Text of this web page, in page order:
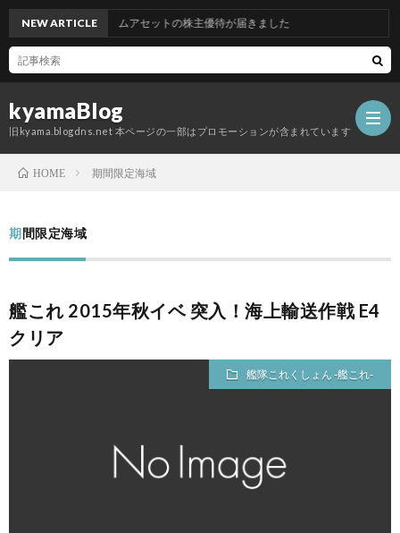
kyamaBlog
旧kyama.blogdns.net 本ページの一部はプロモーションが含まれています
NEW ARTICLE
グッドコムアセットの株主優待が届きました
HOME 期間限定海域
期間限定海域
艦これ 2015年秋イベ 突入！海上輸送作戦 E4
クリア
艦隊これくしょん -艦これ-